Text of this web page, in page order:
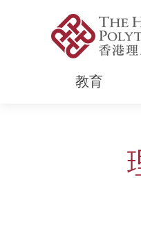
教育